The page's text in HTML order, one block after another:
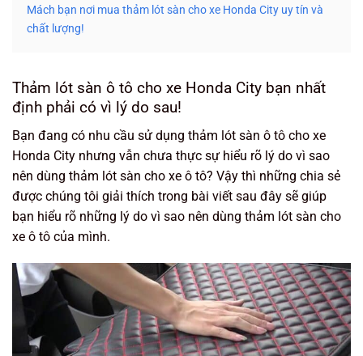
Mách bạn nơi mua thảm lót sàn cho xe Honda City uy tín và
chất lượng!
Thảm lót sàn ô tô cho xe Honda City bạn nhất
định phải có vì lý do sau!
Bạn đang có nhu cầu sử dụng thảm lót sàn ô tô cho xe
Honda City nhưng vẫn chưa thực sự hiểu rõ lý do vì sao
nên dùng thảm lót sàn cho xe ô tô? Vậy thì những chia sẻ
được chúng tôi giải thích trong bài viết sau đây sẽ giúp
bạn hiểu rõ những lý do vì sao nên dùng thảm lót sàn cho
xe ô tô của mình.